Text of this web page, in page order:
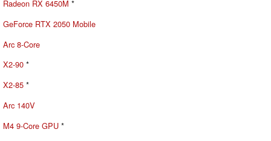
Radeon RX 6450M *
GeForce RTX 2050 Mobile
Arc 8-Core
X2-90 *
X2-85 *
Arc 140V
M4 9-Core GPU *